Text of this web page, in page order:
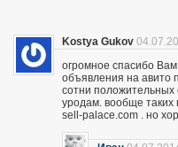
Kostya Gukov
огромное спасибо
объявления на авито
сотни положительных
уродам. вообще таких
sell-palace.com . но